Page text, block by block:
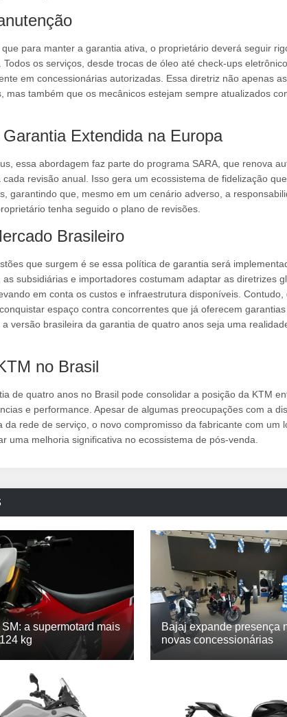
para manter a garantia ativa, o proprietário deverá seguir
os serviços, desde trocas de óleo até check-ups
em concessionárias autorizadas. Essa diretriz não apenas
mas também que os mecânicos estejam sempre atualizados
Extendida na Europa
essa abordagem faz parte do programa SARA, que renova
revisão anual. Isso gera um ecossistema de fidelização
garantindo que, mesmo em um cenário adverso, a
tenha seguido o plano de revisões.
Brasileiro
que surgem é se essa política de garantia será
as subsidiárias e importadores costumam adaptar as diretrizes
em conta os custos e infraestrutura disponíveis. Contudo,
espaço contra concorrentes que já oferecem
versão brasileira da garantia de quatro anos seja uma
no Brasil
de quatro anos no Brasil pode consolidar a posição da KTM
e performance. Apesar de algumas preocupações com a
da rede de serviço, o novo compromisso da fabricante com um
uma melhoria significativa no ecossistema de pós-venda.
a supermotard mais
kg
Bajaj expande presença
novas concessionárias